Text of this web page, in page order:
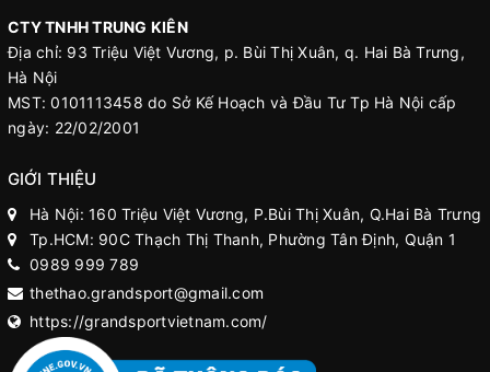
CTY TNHH TRUNG KIÊN
Địa chỉ: 93 Triệu Việt Vương, p. Bùi Thị Xuân, q. Hai Bà Trưng,
Hà Nội
MST: 0101113458 do Sở Kế Hoạch và Đầu Tư Tp Hà Nội cấp
ngày: 22/02/2001
GIỚI THIỆU
Hà Nội: 160 Triệu Việt Vương, P.Bùi Thị Xuân, Q.Hai Bà Trưng
Tp.HCM: 90C Thạch Thị Thanh, Phường Tân Định, Quận 1
0989 999 789
thethao.grandsport@gmail.com
https://grandsportvietnam.com/